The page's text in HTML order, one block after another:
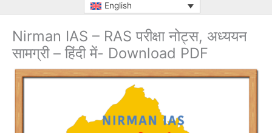
English
Nirman IAS – RAS परीक्षा नोट्स, अध्ययन
सामग्री – हिंदी में- Download PDF